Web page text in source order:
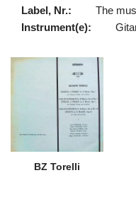
Label, Nr.:
The
Instrument(e):
BZ Torelli